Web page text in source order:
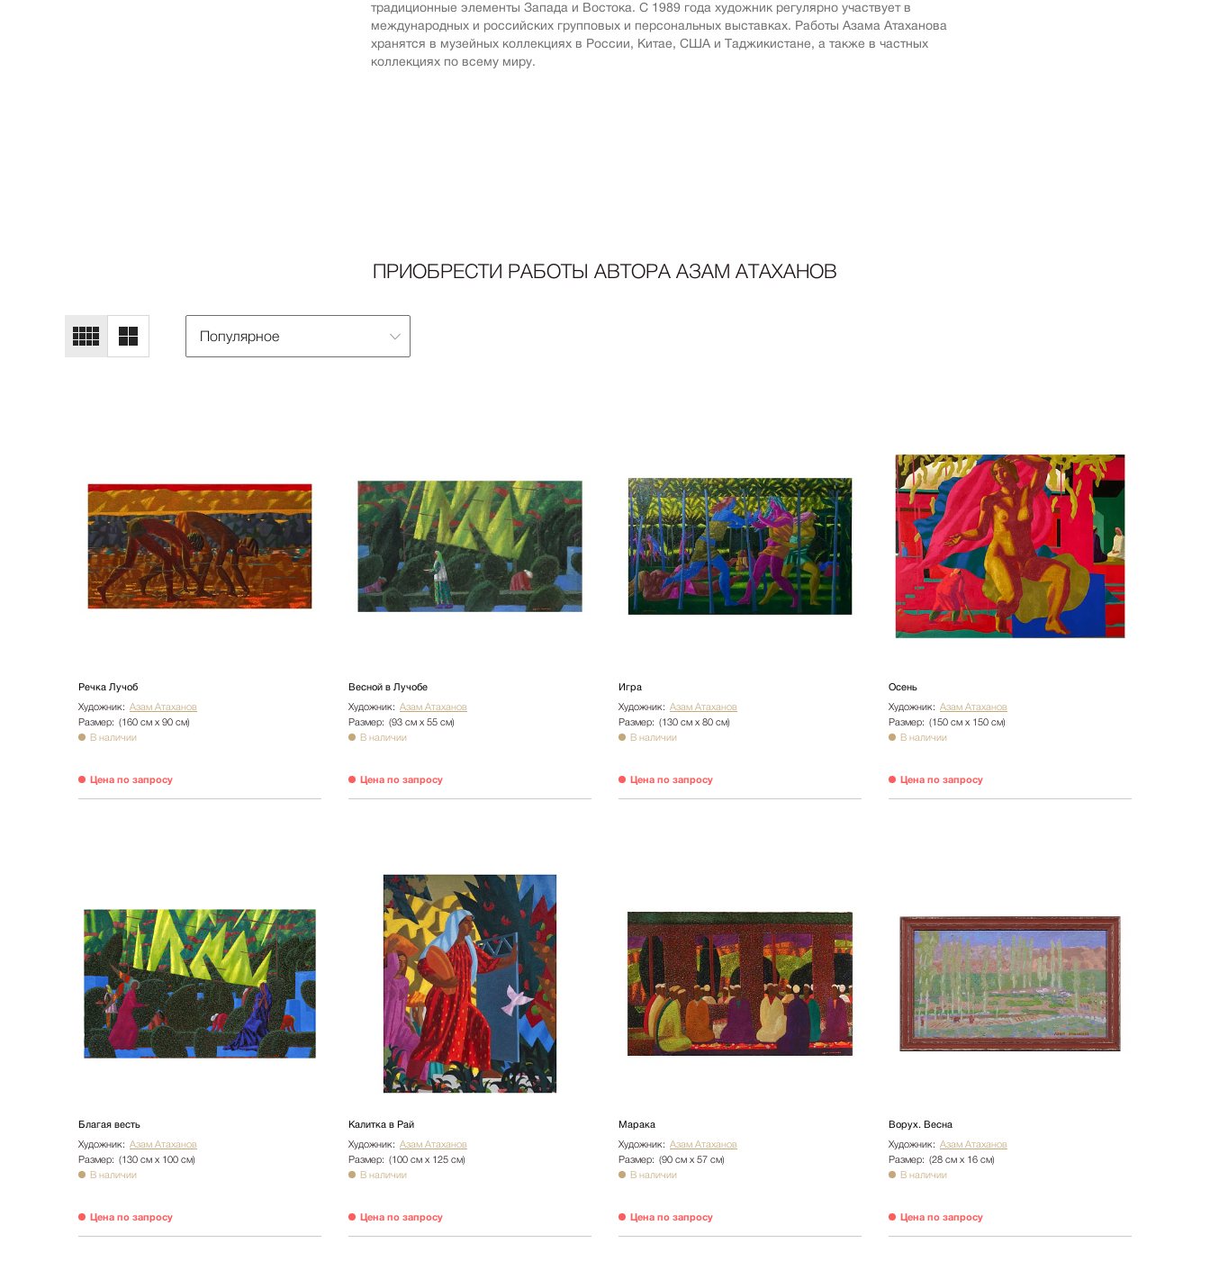
Техника
Животные
Текстиль
Цветы
NY2025
Архитектура
Пейзаж
Люди
Графика
Постимпрессионизм
Абстракционизм
традиционные элементы Запада и Востока. С 1989 года художник регулярно участвует в
международных и российских групповых и персональных выставках. Работы Азама Атаханова
хранятся в музейных коллекциях в России, Китае, США и Таджикистане, а также в частных
коллекциях по всему миру.
ПРИОБРЕСТИ РАБОТЫ АВТОРА АЗАМ АТАХАНОВ
Популярное
Речка Лучоб
Художник: Азам Атаханов
Размер: (160 см х 90 см)
В наличии
Цена по запросу
Весной в Лучобе
Художник: Азам Атаханов
Размер: (93 см х 55 см)
В наличии
Цена по запросу
Игра
Художник: Азам Атаханов
Размер: (130 см х 80 см)
В наличии
Цена по запросу
Осень
Художник: Азам Атаханов
Размер: (150 см х 150 см)
В наличии
Цена по запросу
Благая весть
Художник: Азам Атаханов
Размер: (130 см х 100 см)
В наличии
Цена по запросу
Калитка в Рай
Художник: Азам Атаханов
Размер: (100 см х 125 см)
В наличии
Цена по запросу
Марака
Художник: Азам Атаханов
Размер: (90 см х 57 см)
В наличии
Цена по запросу
Ворух. Весна
Художник: Азам Атаханов
Размер: (28 см х 16 см)
В наличии
Цена по запросу